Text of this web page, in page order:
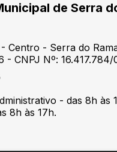
de Serra
Centro - Serra do
- CNPJ Nº: 16.417.784/
- das 8h às
8h às 17h.